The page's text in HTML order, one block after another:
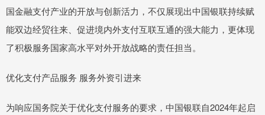
国金融支付产业的开放与创新活力，不仅展现出中国银联持续赋
能双边经贸往来、促进境内外支付互联互通的强大能力，更体现
了积极服务国家高水平对外开放战略的责任担当。
优化支付产品服务 服务外资引进来
为响应国务院关于优化支付服务的要求，中国银联自2024年起启